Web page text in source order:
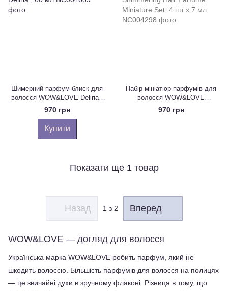
Шимерний парфум-блиск для
волосся WOW&LOVE Deliria ,
60 мл
970 грн
Купити
Набір мініатюр парфумів для
волосся WOW&LOVE
Shimmering Hair Parfume
Miniature Set, 4 шт х 7 мл
970 грн
Показати ще 1 товар
Назад 1з 2 Вперед
WOW&LOVE — догляд для волосся
Українська марка WOW&LOVE робить парфум, який не
шкодить волоссю. Більшість парфумів для волосся на полицях
— це звичайні духи в зручному флаконі. Різниця в тому, що